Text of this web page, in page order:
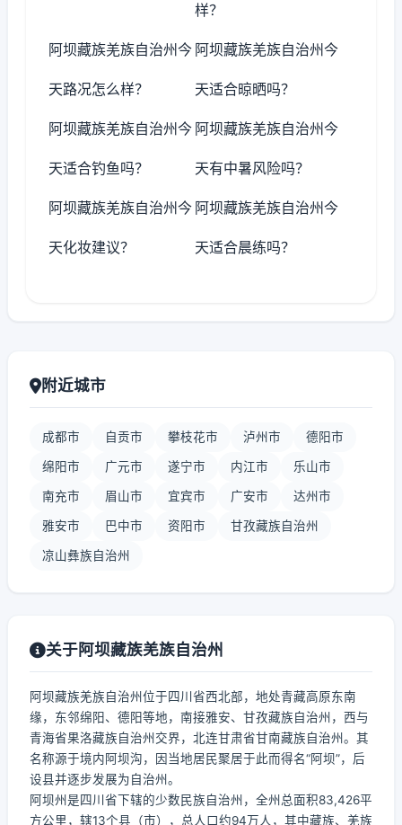
样？
阿坝藏族羌族自治州今
天路况怎么样？
阿坝藏族羌族自治州今
天适合晾晒吗？
阿坝藏族羌族自治州今
天适合钓鱼吗？
阿坝藏族羌族自治州今
天有中暑风险吗？
阿坝藏族羌族自治州今
天化妆建议？
阿坝藏族羌族自治州今
天适合晨练吗？
附近城市
成都市 自贡市 攀枝花市 泸州市 德阳市
绵阳市 广元市 遂宁市 内江市 乐山市
南充市 眉山市 宜宾市 广安市 达州市
雅安市 巴中市 资阳市 甘孜藏族自治州
凉山彝族自治州
关于阿坝藏族羌族自治州
阿坝藏族羌族自治州位于四川省西北部，地处青藏高原东南
缘，东邻绵阳、德阳等地，南接雅安、甘孜藏族自治州，西与
青海省果洛藏族自治州交界，北连甘肃省甘南藏族自治州。其
名称源于境内阿坝沟，因当地居民聚居于此而得名“阿坝”，后
设县并逐步发展为自治州。
阿坝州是四川省下辖的少数民族自治州，全州总面积83,426平
方公里，辖13个县（市），总人口约94万人，其中藏族、羌族